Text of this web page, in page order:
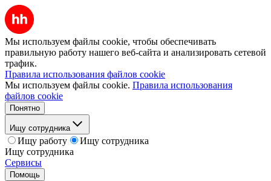
Мы используем файлы cookie, чтобы обеспечивать
правильную работу нашего веб-сайта и анализировать сетевой
трафик.
Правила использования файлов cookie
Мы используем файлы cookie. Правила использования
файлов cookie
Понятно
Ищу сотрудника
Ищу работу
Ищу сотрудника
Ищу сотрудника
Сервисы
Помощь